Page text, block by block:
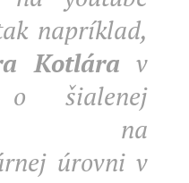
napríklad,
Kotlára v
o šialenej
na
úrovni v